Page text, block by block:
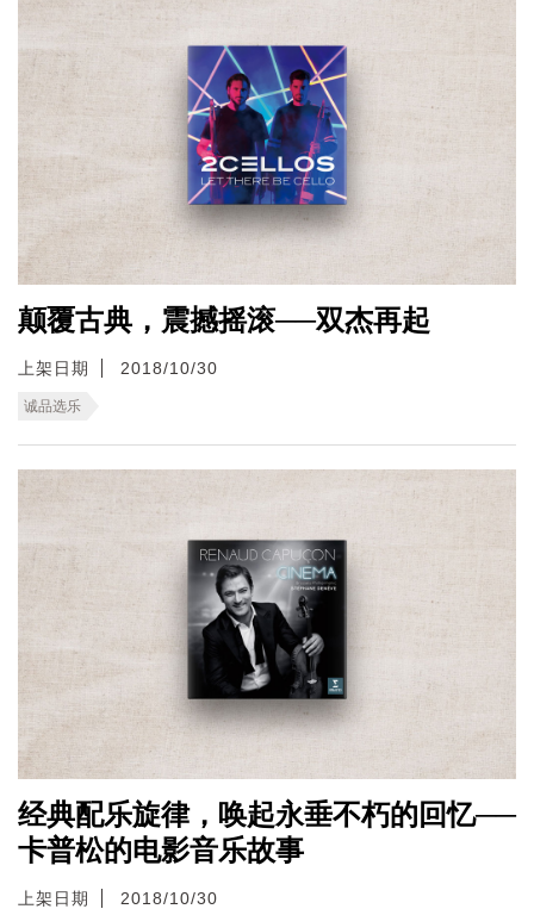
颠覆古典，震撼摇滚──双杰再起
上架日期 2018/10/30
诚品选乐
经典配乐旋律，唤起永垂不朽的回忆──
卡普松的电影音乐故事
上架日期 2018/10/30